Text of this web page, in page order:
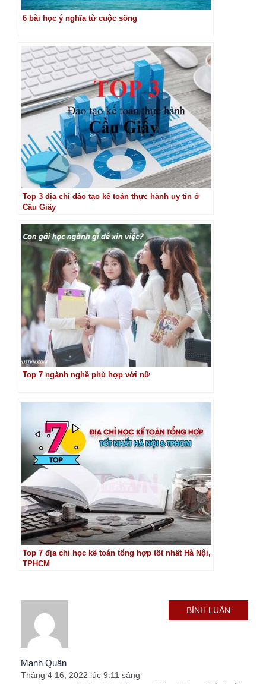
6 bài học ý nghĩa từ cuộc sống
Top 3 địa chỉ đào tạo kế toán thực hành uy tín ở
Cầu Giấy
Top 7 ngành nghề phù hợp với nữ
Top 7 địa chỉ học kế toán tổng hợp tốt nhất Hà Nội,
TPHCM
Mạnh Quân
Tháng 4 16, 2022 lúc 9:11 sáng
BÌNH LUẬN